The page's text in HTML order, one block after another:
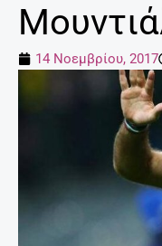
14 Νοεμβρίου, 2017